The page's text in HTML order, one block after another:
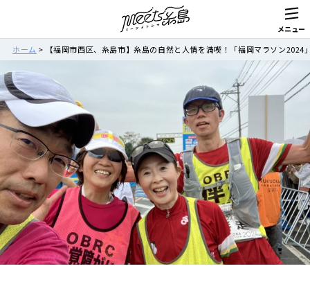
ホーム > 【福岡市西区、糸島市】糸島の自然と人情を満喫！「福岡マラソン2024